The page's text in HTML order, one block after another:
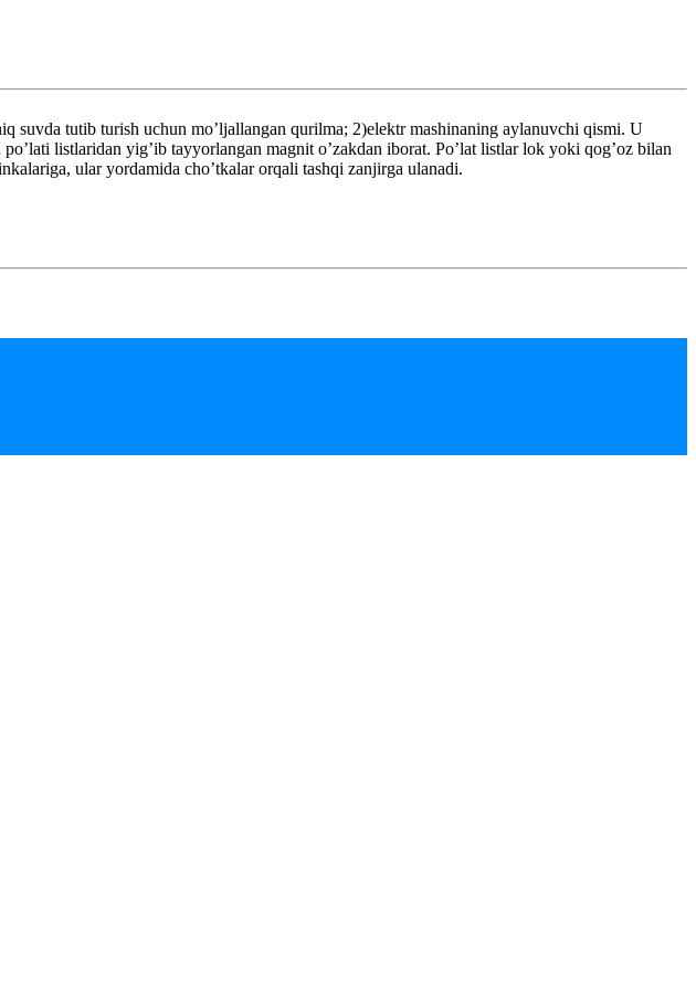
tutib turish uchun mo’ljallangan qurilma; 2)elektr mashinaning aylanuvchi qismi. U
listlaridan yig’ib tayyorlangan magnit o’zakdan iborat. Po’lat listlar lok yoki qog’oz bilan
ular yordamida cho’tkalar orqali tashqi zanjirga ulanadi.